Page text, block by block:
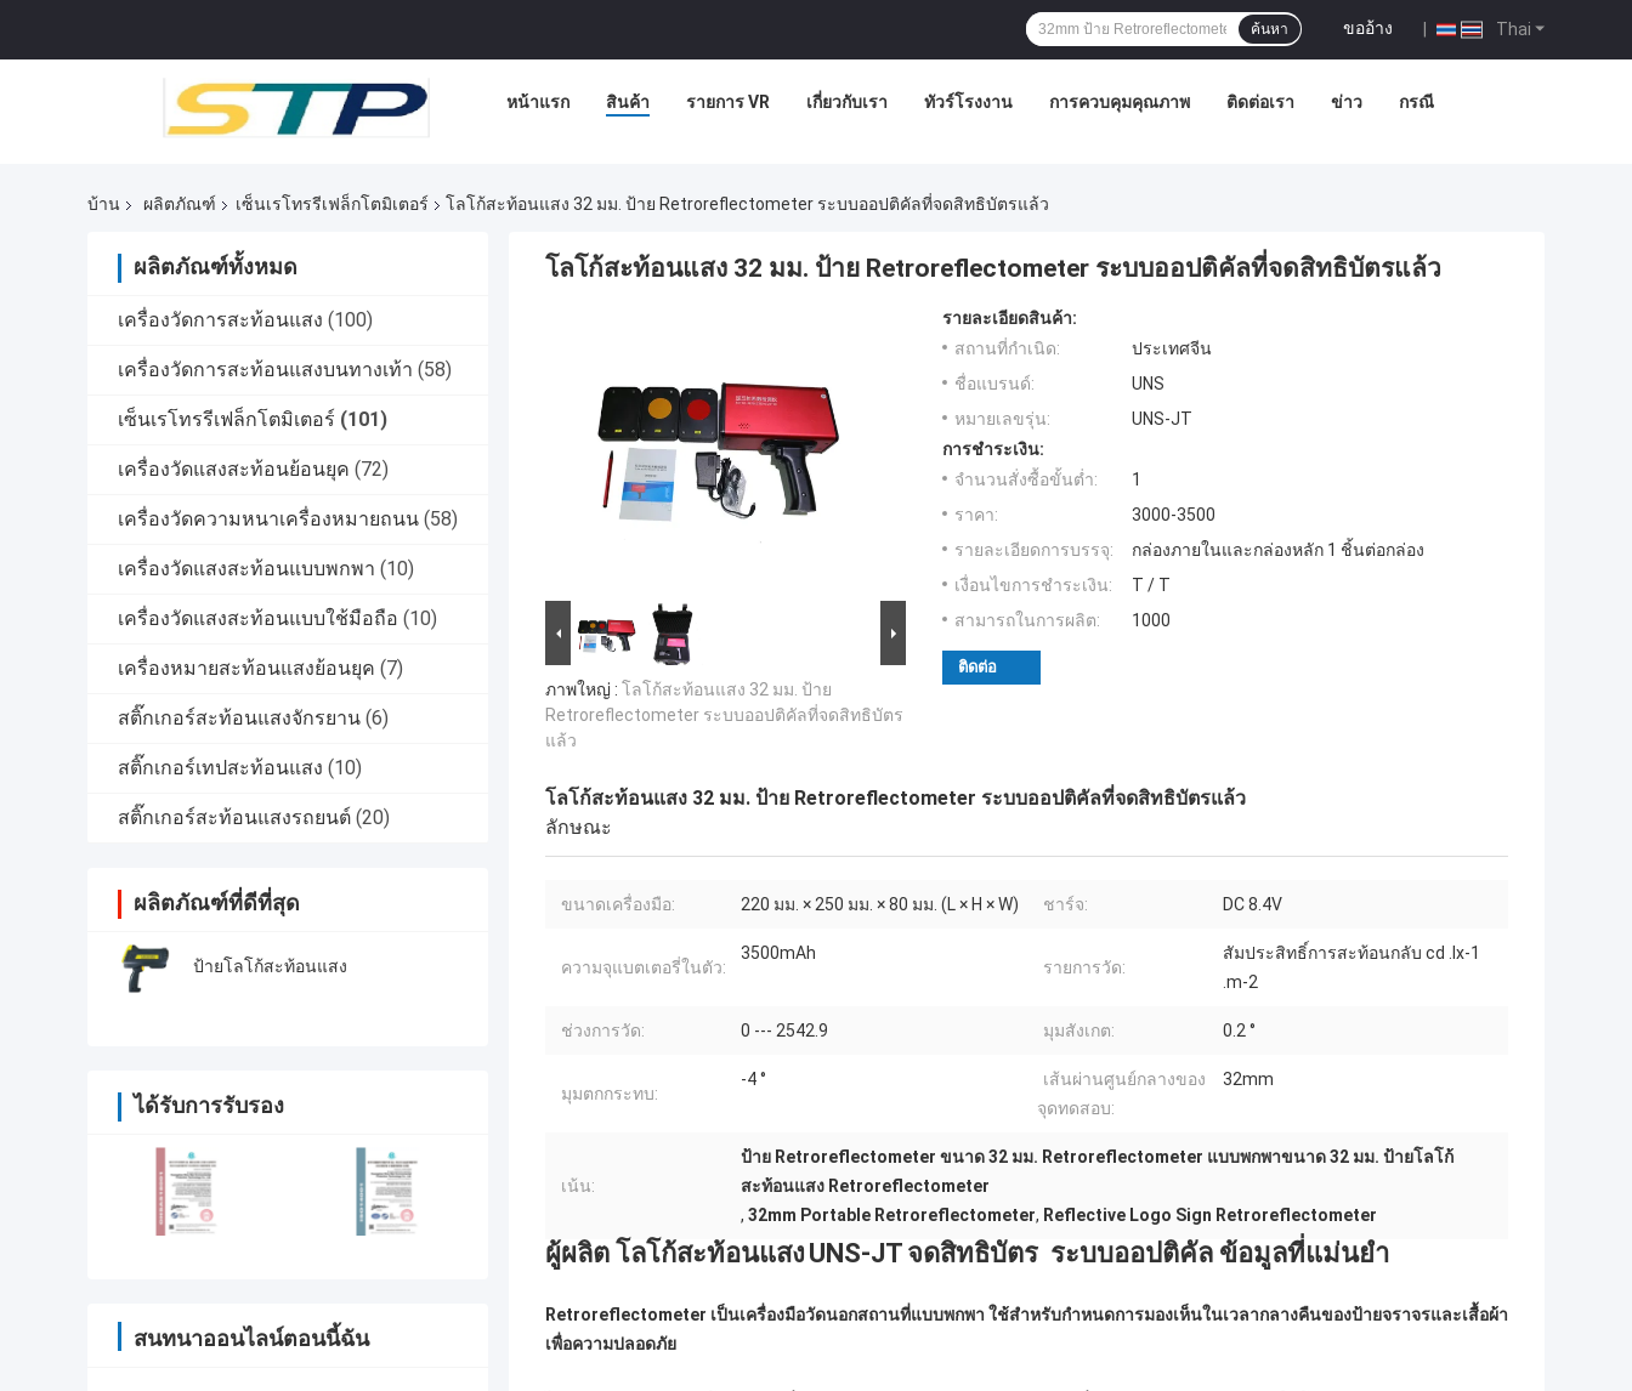
Thai
ขออ้าง |
ค้นหา
หน้าแรก สินค้า รายการ VR เกี่ยวกับเรา ทัวร์โรงงาน การควบคุมคุณภาพ ติดต่อเรา ข่าว กรณี
บ้าน ผลิตภัณฑ์ เซ็นเรโทรรีเฟล็กโตมิเตอร์ โลโก้สะท้อนแสง 32 มม. ป้าย Retroreflectometer ระบบออปติคัลที่จดสิทธิบัตรแล้ว
ผลิตภัณฑ์ทั้งหมด
เครื่องวัดการสะท้อนแสง (100)
เครื่องวัดการสะท้อนแสงบนทางเท้า (58)
เซ็นเรโทรรีเฟล็กโตมิเตอร์ (101)
เครื่องวัดแสงสะท้อนย้อนยุค (72)
เครื่องวัดความหนาเครื่องหมายถนน (58)
เครื่องวัดแสงสะท้อนแบบพกพา (10)
เครื่องวัดแสงสะท้อนแบบใช้มือถือ (10)
เครื่องหมายสะท้อนแสงย้อนยุค (7)
สติ๊กเกอร์สะท้อนแสงจักรยาน (6)
สติ๊กเกอร์เทปสะท้อนแสง (10)
สติ๊กเกอร์สะท้อนแสงรถยนต์ (20)
ผลิตภัณฑ์ที่ดีที่สุด
ป้ายโลโก้สะท้อนแสง
ได้รับการรับรอง
สนทนาออนไลน์ตอนนี้ฉัน
โลโก้สะท้อนแสง 32 มม. ป้าย Retroreflectometer ระบบออปติคัลที่จดสิทธิบัตรแล้ว
ภาพใหญ่ : โลโก้สะท้อนแสง 32 มม. ป้าย
Retroreflectometer ระบบออปติคัลที่จดสิทธิบัตร
แล้ว
รายละเอียดสินค้า:
สถานที่กำเนิด:
ประเทศจีน
ชื่อแบรนด์:
UNS
หมายเลขรุ่น:
UNS-JT
การชำระเงิน:
จำนวนสั่งซื้อขั้นต่ำ:
1
ราคา:
3000-3500
รายละเอียดการบรรจุ:
กล่องภายในและกล่องหลัก 1 ชิ้นต่อกล่อง
เงื่อนไขการชำระเงิน:
T / T
สามารถในการผลิต:
1000
ติดต่อ
โลโก้สะท้อนแสง 32 มม. ป้าย Retroreflectometer ระบบออปติคัลที่จดสิทธิบัตรแล้ว
ลักษณะ
ขนาดเครื่องมือ: 220 มม. × 250 มม. × 80 มม. (L × H × W) ชาร์จ: DC 8.4V
ความจุแบตเตอรี่ในตัว:
3500mAh
รายการวัด:
สัมประสิทธิ์การสะท้อนกลับ cd .lx-1
.m-2
ช่วงการวัด: 0 --- 2542.9 มุมสังเกต: 0.2 °
มุมตกกระทบ:
-4 °
เส้นผ่านศูนย์กลางของ
จุดทดสอบ:
32mm
เน้น:
ป้าย Retroreflectometer ขนาด 32 มม. Retroreflectometer แบบพกพาขนาด 32 มม. ป้ายโลโก้
สะท้อนแสง Retroreflectometer
, 32mm Portable Retroreflectometer, Reflective Logo Sign Retroreflectometer
ผู้ผลิต โลโก้สะท้อนแสง UNS-JT จดสิทธิบัตร ระบบออปติคัล ข้อมูลที่แม่นยำ
Retroreflectometer เป็นเครื่องมือวัดนอกสถานที่แบบพกพา ใช้สำหรับกำหนดการมองเห็นในเวลากลางคืนของป้ายจราจรและเสื้อผ้า
เพื่อความปลอดภัย